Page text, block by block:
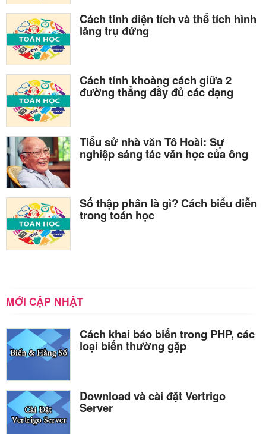
Cách tính diện tích và thể tích hình
lăng trụ đứng
Cách tính khoảng cách giữa 2
đường thẳng đầy đủ các dạng
Tiểu sử nhà văn Tô Hoài: Sự
nghiệp sáng tác văn học của ông
Số thập phân là gì? Cách biểu diễn
trong toán học
MỚI CẬP NHẬT
Cách khai báo biến trong PHP, các
loại biến thường gặp
Download và cài đặt Vertrigo
Server